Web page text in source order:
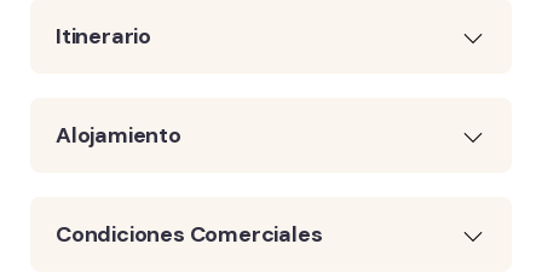
Itinerario
Alojamiento
Condiciones Comerciales